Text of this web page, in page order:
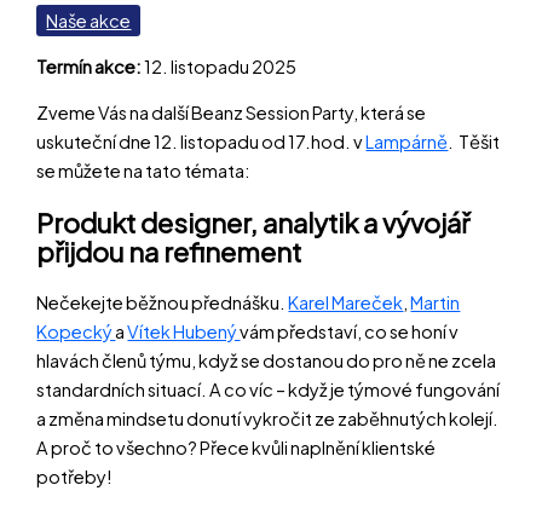
Naše akce
Termín akce:12. listopadu 2025
Zveme Vás na další Beanz Session Party, která se
uskuteční dne 12. listopadu od 17.hod. vLampárně. Těšit
se můžete na tato témata:
Produkt designer, analytik a vývojář
přijdou na refinement
Nečekejte běžnou přednášku.Karel Mareček,Martin
KopeckýaVítek Hubenývám představí, co se honí v
hlavách členů týmu, když se dostanou do pro ně ne zcela
standardních situací. A co víc – když je týmové fungování
a změna mindsetu donutí vykročit ze zaběhnutých kolejí.
A proč to všechno? Přece kvůli naplnění klientské
potřeby!